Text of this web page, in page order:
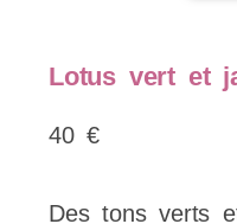
Lotus vert et
40 €
Des tons verts